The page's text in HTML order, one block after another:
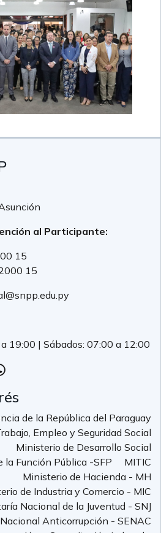
al Participante:
15
15
19:00 | Sábados: 07:00 a 12:00
de la República del Paraguay
Empleo y Seguridad Social
Ministerio de Desarrollo Social
la Función Pública -SFP
MITIC
Ministerio de Hacienda - MH
de Industria y Comercio - MIC
Nacional de la Juventud - SNJ
Anticorrupción - SENAC